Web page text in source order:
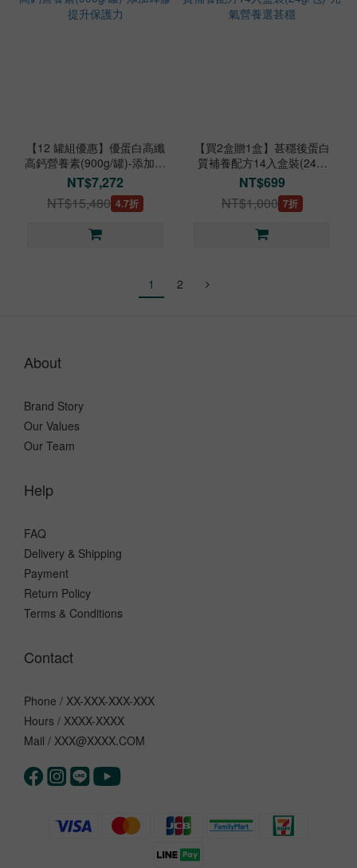
【12 罐組優惠】優蛋白高纖
高鈣營養素(900g/罐)-添加蜂
膠提升保護力
NT$7,272
NT$15,480 4.7折
【買2盒贈1盒】甚穩後蛋白
質補養配方14入盒裝(24g/
包)-元氣營養選甚穩
NT$699
NT$1,000 7折
1 2
About
Brand Story
Our Values
Our Team
Help
FAQ
Delivery & Shipping
Payment
Return Policy
Terms & Conditions
Contact
Phone / XX-XXX-XXX-XXX
Hours / XXXX-XXXX
Mail / XXX@XXXX.COM